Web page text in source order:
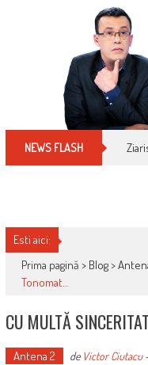
NEWS FLASH
Esti aici:
Prima pagină > Blog>
Tonomat…
CU MULTĂ
Antena 2 de Victor Ciutacu